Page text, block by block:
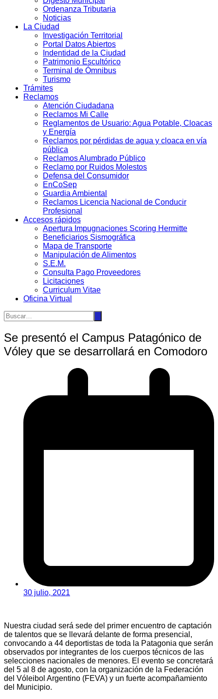
Ordenanza Tributaria
Noticias
La Ciudad
Investigación Territorial
Portal Datos Abiertos
Indentidad de la Ciudad
Patrimonio Escultórico
Terminal de Ómnibus
Turismo
Trámites
Reclamos
Atención Ciudadana
Reclamos Mi Calle
Reglamentos de Usuario: Agua Potable, Cloacas
y Energía
Reclamos por pérdidas de agua y cloaca en vía
pública
Reclamos Alumbrado Público
Reclamo por Ruidos Molestos
Defensa del Consumidor
EnCoSep
Guardia Ambiental
Reclamos Licencia Nacional de Conducir
Profesional
Accesos rápidos
Apertura Impugnaciones Scoring Hermitte
Beneficiarios Sismográfica
Mapa de Transporte
Manipulación de Alimentos
S.E.M.
Consulta Pago Proveedores
Licitaciones
Curriculum Vitae
Oficina Virtual
Se presentó el Campus Patagónico de
Vóley que se desarrollará en Comodoro
30 julio, 2021
Nuestra ciudad será sede del primer encuentro de captación
de talentos que se llevará delante de forma presencial,
convocando a 44 deportistas de toda la Patagonia que serán
observados por integrantes de los cuerpos técnicos de las
selecciones nacionales de menores. El evento se concretará
del 5 al 8 de agosto, con la organización de la Federación
del Vóleibol Argentino (FEVA) y un fuerte acompañamiento
del Municipio.